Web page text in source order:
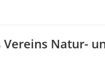
Natur-